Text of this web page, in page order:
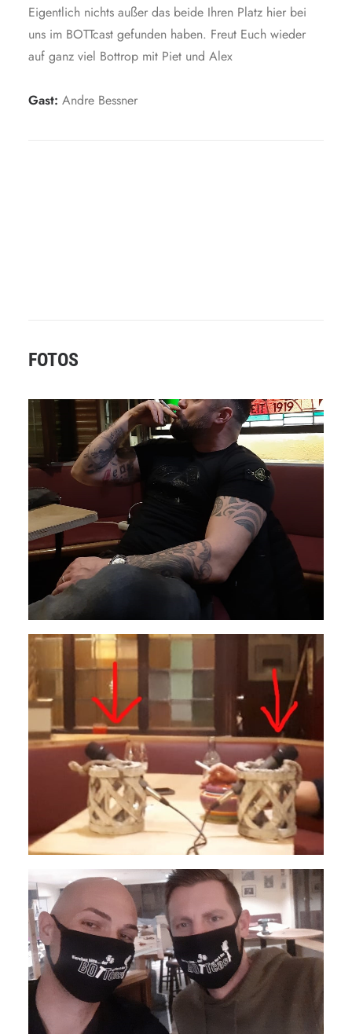
Eigentlich nichts außer das beide Ihren Platz hier bei
uns im BOTTcast gefunden haben. Freut Euch wieder
auf ganz viel Bottrop mit Piet und Alex
Gast: Andre Bessner
FOTOS